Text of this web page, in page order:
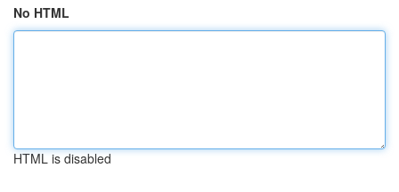
No HTML
HTML is disabled